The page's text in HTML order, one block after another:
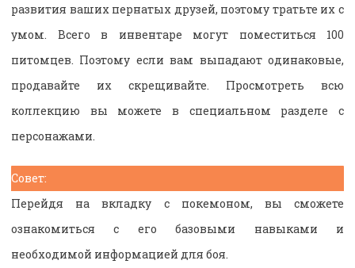
развития ваших пернатых друзей, поэтому тратьте их с
умом. Всего в инвентаре могут поместиться 100
питомцев. Поэтому если вам выпадают одинаковые,
продавайте их скрещивайте. Просмотреть всю
коллекцию вы можете в специальном разделе с
персонажами.
Совет:
Перейдя на вкладку с покемоном, вы сможете
ознакомиться с его базовыми навыками и
необходимой информацией для боя.